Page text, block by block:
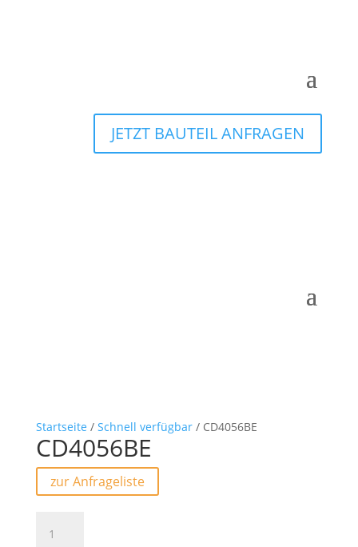
JETZT BAUTEIL ANFRAGEN
Startseite / Schnell verfügbar/ CD4056BE
CD4056BE
zur Anfrageliste
Menge